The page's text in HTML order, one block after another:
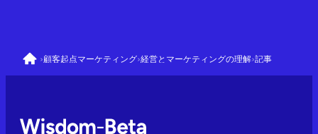
›顧客起点マーケティング›経営とマーケティングの理解›記事